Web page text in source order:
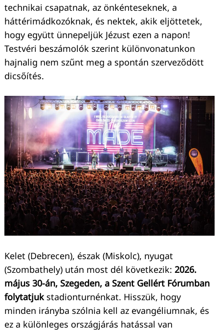
technikai csapatnak, az önkénteseknek, a
háttérimádkozóknak, és nektek, akik eljöttetek,
hogy együtt ünnepeljük Jézust ezen a napon!
Testvéri beszámolók szerint különvonatunkon
hajnalig nem szűnt meg a spontán szerveződött
dicsőítés.
Kelet (Debrecen), észak (Miskolc), nyugat
(Szombathely) után most dél következik: 2026.
május 30-án, Szegeden, a Szent Gellért Fórumban
folytatjuk stadionturnénkat. Hisszük, hogy
minden irányba szólnia kell az evangéliumnak, és
ez a különleges országjárás hatással van